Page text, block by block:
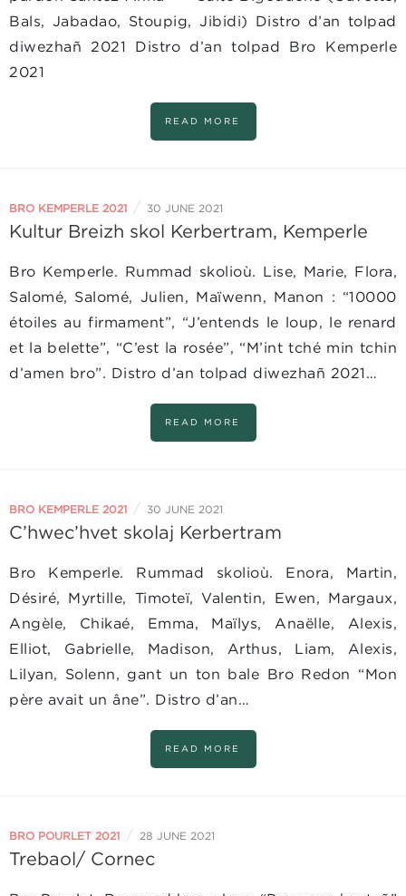
Bals, Jabadao, Stoupig, Jibidi) Distro d’an tolpad
diwezhañ 2021 Distro d’an tolpad Bro Kemperle
2021
READ MORE
BRO KEMPERLE 2021 / 30 JUNE 2021
Kultur Breizh skol Kerbertram, Kemperle
Bro Kemperle. Rummad skolioù. Lise, Marie, Flora,
Salomé, Salomé, Julien, Maïwenn, Manon : “10000
étoiles au firmament”, “J’entends le loup, le renard
et la belette”, “C’est la rosée”, “M’int tché min tchin
d’amen bro”. Distro d’an tolpad diwezhañ 2021…
READ MORE
BRO KEMPERLE 2021 / 30 JUNE 2021
C’hwec’hvet skolaj Kerbertram
Bro Kemperle. Rummad skolioù. Enora, Martin,
Désiré, Myrtille, Timoteï, Valentin, Ewen, Margaux,
Angèle, Chikaé, Emma, Maïlys, Anaëlle, Alexis,
Elliot, Gabrielle, Madison, Arthus, Liam, Alexis,
Lilyan, Solenn, gant un ton bale Bro Redon “Mon
père avait un âne”. Distro d’an…
READ MORE
BRO POURLET 2021 / 28 JUNE 2021
Trebaol/ Cornec